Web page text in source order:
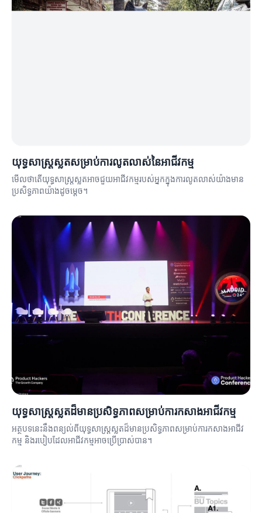
យុទ្ធសាស្ត្រស្លតសម្រាប់ការលូតលាស់នៃអាជីវកម្ម
មើលថាតើយុទ្ធសាស្ត្រស្លតអាចជួយអាជីវកម្មរបស់អ្នកក្នុងការលូតលាស់យ៉ាងមាន
ប្រសិទ្ធភាពយ៉ាងដូចម្តេច។
យុទ្ធសាស្ត្រស្លតដ៏មានប្រសិទ្ធភាពសម្រាប់ការកសាងអាជីវកម្ម
អត្ថបទនេះនឹងពន្យល់ពីយុទ្ធសាស្ត្រស្លតដ៏មានប្រសិទ្ធភាពសម្រាប់ការកសាងអាជីវ
កម្ម និងរបៀបដែលអាជីវកម្មអាចប្រើប្រាស់បាន។